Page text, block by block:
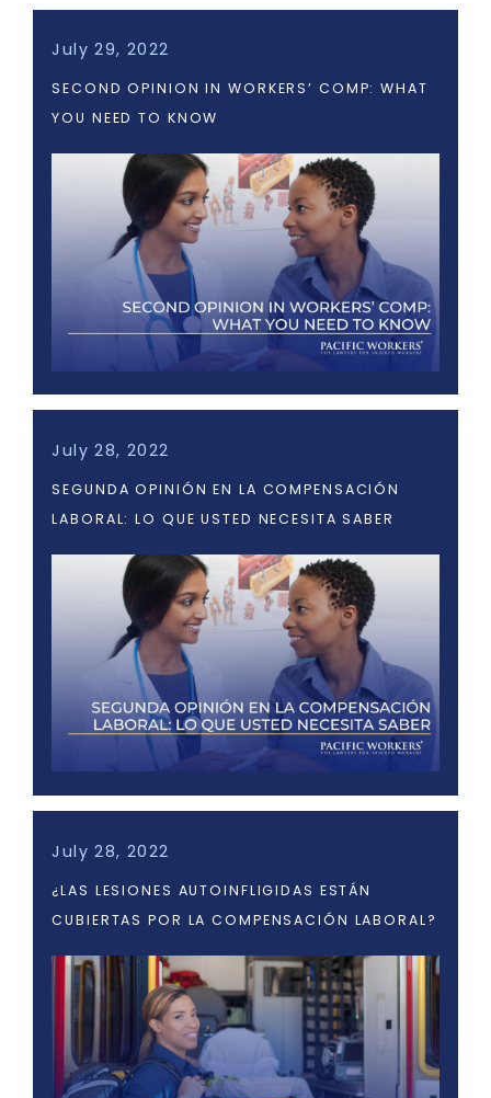
July 29, 2022
SECOND OPINION IN WORKERS’ COMP: WHAT
YOU NEED TO KNOW
July 28, 2022
SEGUNDA OPINIÓN EN LA COMPENSACIÓN
LABORAL: LO QUE USTED NECESITA SABER
July 28, 2022
¿LAS LESIONES AUTOINFLIGIDAS ESTÁN
CUBIERTAS POR LA COMPENSACIÓN LABORAL?